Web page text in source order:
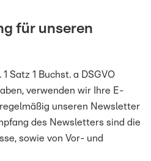
für unseren
Satz 1 Buchst. a DSGVO
verwenden wir Ihre E-
unseren Newsletter
des Newsletters sind die
sowie von Vor- und